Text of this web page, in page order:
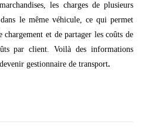
les charges de plusieurs
le même véhicule, ce qui permet
chargement et de partager les coûts de
par client. Voilà des informations
gestionnaire de transport.